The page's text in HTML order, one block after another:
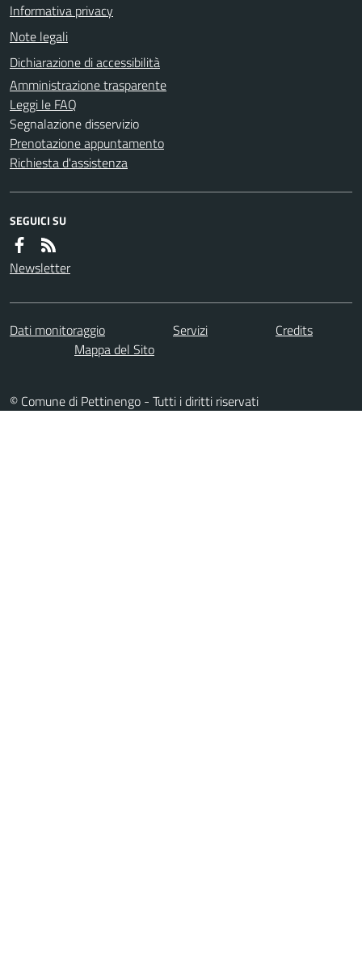
Informativa privacy
Note legali
Dichiarazione di accessibilità
Amministrazione trasparente
Leggi le FAQ
Segnalazione disservizio
Prenotazione appuntamento
Richiesta d'assistenza
SEGUICI SU
Newsletter
Dati monitoraggio Servizi
Credits
Mappa del Sito
© Comune di Pettinengo - Tutti i diritti riservati